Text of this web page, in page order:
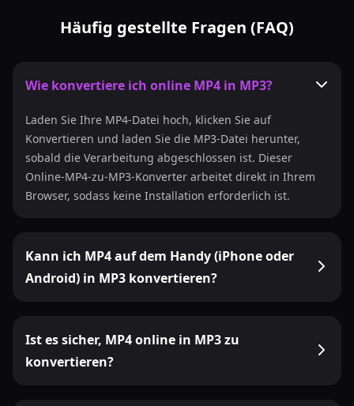
Häufig gestellte Fragen (FAQ)
Wie konvertiere ich online MP4 in MP3?
Laden Sie Ihre MP4-Datei hoch, klicken Sie auf
Konvertieren und laden Sie die MP3-Datei herunter,
sobald die Verarbeitung abgeschlossen ist. Dieser
Online-MP4-zu-MP3-Konverter arbeitet direkt in Ihrem
Browser, sodass keine Installation erforderlich ist.
Kann ich MP4 auf dem Handy (iPhone oder
Android) in MP3 konvertieren?
Ist es sicher, MP4 online in MP3 zu
konvertieren?